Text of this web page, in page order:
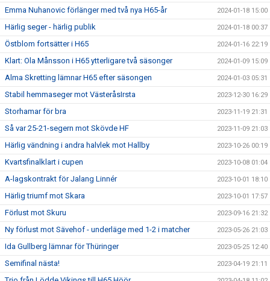
Emma Nuhanovic förlänger med två nya H65-år 2024-01-18 15:00
Härlig seger - härlig publik 2024-01-18 00:37
Östblom fortsätter i H65 2024-01-16 22:19
Klart: Ola Månsson i H65 ytterligare två säsonger 2024-01-09 15:09
Alma Skretting lämnar H65 efter säsongen 2024-01-03 05:31
Stabil hemmaseger mot VästeråsIrsta 2023-12-30 16:29
Storhamar för bra 2023-11-19 21:31
Så var 25-21-segern mot Skövde HF 2023-11-09 21:03
Härlig vändning i andra halvlek mot Hallby 2023-10-26 00:19
Kvartsfinalklart i cupen 2023-10-08 01:04
A-lagskontrakt för Jalang Linnér 2023-10-01 18:10
Härlig triumf mot Skara 2023-10-01 17:57
Förlust mot Skuru 2023-09-16 21:32
Ny förlust mot Sävehof - underläge med 1-2 i matcher 2023-05-26 21:03
Ida Gullberg lämnar för Thüringer 2023-05-25 12:40
Semifinal nästa! 2023-04-19 21:11